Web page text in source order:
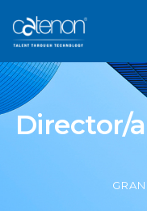
Director/